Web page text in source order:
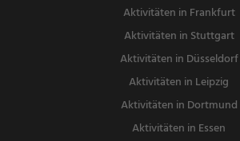
Aktivitäten in Frankfurt
Aktivitäten in Stuttgart
Aktivitäten in Düsseldorf
Aktivitäten in Leipzig
Aktivitäten in Dortmund
Aktivitäten in Essen